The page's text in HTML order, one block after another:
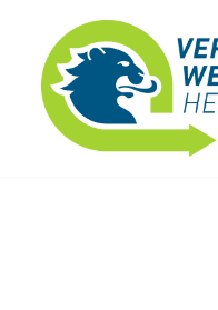
Zum
Inhalt
springen